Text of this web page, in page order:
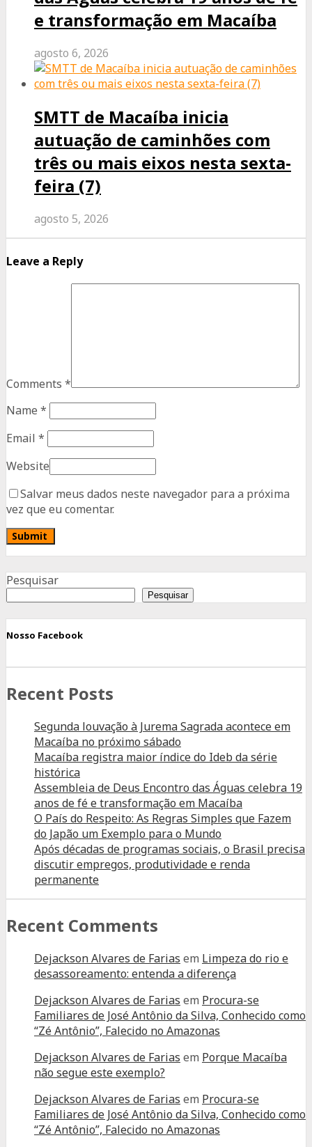
e transformação em Macaíba
agosto 6, 2026
SMTT de Macaíba inicia
autuação de caminhões com
três ou mais eixos nesta sexta-
feira (7)
agosto 5, 2026
Leave a Reply
Comments *
Name *
Email *
Website
Salvar meus dados neste navegador para a próxima
vez que eu comentar.
Pesquisar
Pesquisar
Nosso Facebook
Recent Posts
Segunda louvação à Jurema Sagrada acontece em
Macaíba no próximo sábado
Macaíba registra maior índice do Ideb da série
histórica
Assembleia de Deus Encontro das Águas celebra 19
anos de fé e transformação em Macaíba
O País do Respeito: As Regras Simples que Fazem
do Japão um Exemplo para o Mundo
Após décadas de programas sociais, o Brasil precisa
discutir empregos, produtividade e renda
permanente
Recent Comments
Dejackson Alvares de Farias em Limpeza do rio e
desassoreamento: entenda a diferença
Dejackson Alvares de Farias em Procura-se
Familiares de José Antônio da Silva, Conhecido como
“Zé Antônio”, Falecido no Amazonas
Dejackson Alvares de Farias em Porque Macaíba
não segue este exemplo?
Dejackson Alvares de Farias em Procura-se
Familiares de José Antônio da Silva, Conhecido como
“Zé Antônio”, Falecido no Amazonas